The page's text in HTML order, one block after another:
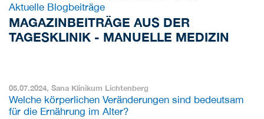
Aktuelle Blogbeiträge
MAGAZINBEITRÄGE AUS DER
TAGESKLINIK - MANUELLE MEDIZIN
05.07.2024, Sana Klinikum Lichtenberg
Welche körperlichen Veränderungen sind bedeutsam
für die Ernährung im Alter?